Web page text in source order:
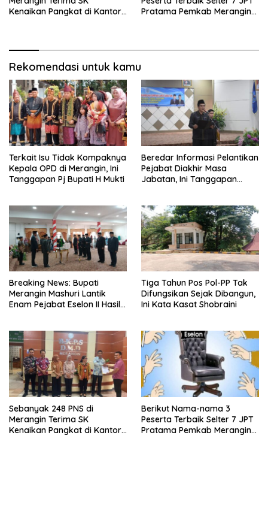
Kenaikan Pangkat di Kantor
Pratama Pemkab Merangin
Rekomendasi untuk kamu
Terkait Isu Tidak Kompaknya
Kepala OPD di Merangin, Ini
Tanggapan Pj Bupati H Mukti
Beredar Informasi Pelantikan
Pejabat Diakhir Masa
Jabatan, Ini Tanggapan
Breaking News: Bupati
Merangin Mashuri Lantik
Enam Pejabat Eselon II Hasil
Tiga Tahun Pos Pol-PP Tak
Difungsikan Sejak Dibangun,
Ini Kata Kasat Shobraini
Sebanyak 248 PNS di
Merangin Terima SK
Kenaikan Pangkat di Kantor
Berikut Nama-nama 3
Peserta Terbaik Selter 7 JPT
Pratama Pemkab Merangin